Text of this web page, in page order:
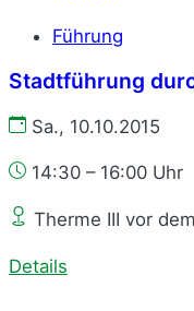
Führung
Stadtführung
Sa., 10.10.2015
14:30 – 16:00 Uhr
Therme III vor
Details